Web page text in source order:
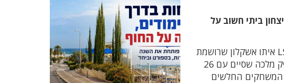
ביתי חשוב על
ללא אדמון גילדר הפצוע, מכבי 'נקסט אורבן' חיפה רשמה ניצחון ביתי גדול על אליצור LSports איתו אשקלון שרושמת
הפסד חמישי בששת המשחקים האחרונים. הקבוצה של עופר רחימי קיבלה משחק אדיר מאופק מלכה שסיים עם 26
המשחקים החלשים